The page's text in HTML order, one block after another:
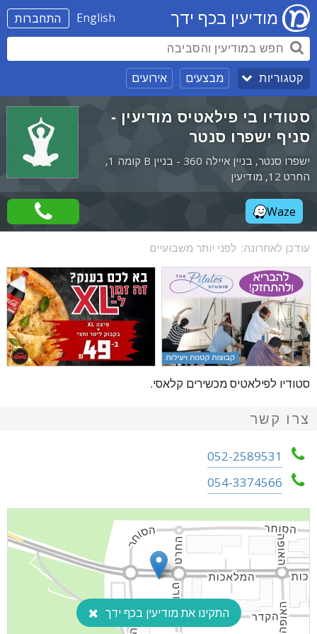
התחברות English מודיעין בכף ידך
קטגוריות מבצעים אירועים
סטודיו בי פילאטיס מודיעין -
סניף ישפרו סנטר
ישפרו סנטר, בניין איילה 360 - בניין B קומה 1,
החרט 12, מודיעין
Waze
עודכן לאחרונה: לפני יותר משבועיים
סטודיו לפילאטיס מכשירים קלאסי.
צרו קשר
052-2589531
054-3374566
התקינו את מודיעין בכף ידך